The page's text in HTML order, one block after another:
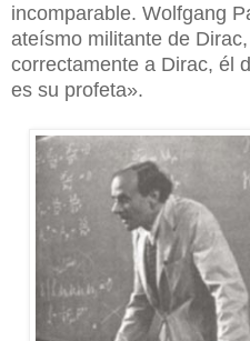
incomparable. Wolfgang
ateísmo militante de
correctamente a Dirac, él
es su profeta».